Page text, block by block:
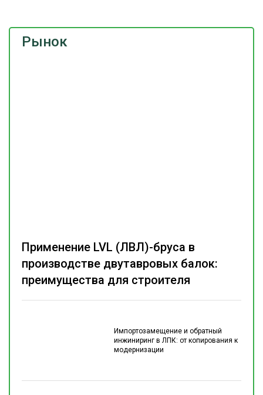
Рынок
Импортозамещение и обратный
инжиниринг в ЛПК: от копирования к
модернизации
Применение LVL (ЛВЛ)-бруса в
производстве двутавровых балок:
преимущества для строителя